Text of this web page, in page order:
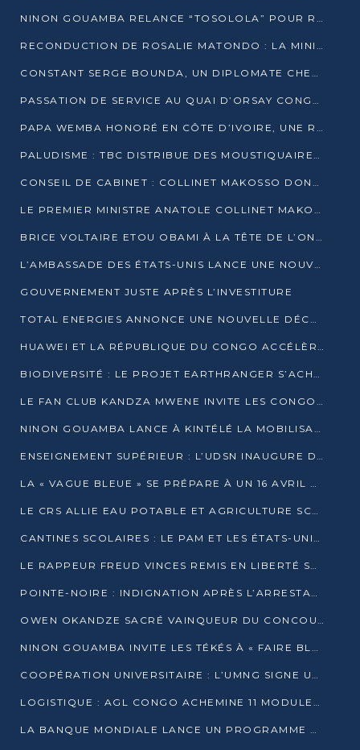
NINON GOUAMBA RELANCE “TOSOLOLA” POUR RENFORCER LE DIALOGUE AVEC LES CITOYENS
RECONDUCTION DE ROSALIE MATONDO : LA MINISTRE PROMET D’ACCÉLÉRER LE TRAITEMENT DES DOSSIERS ET DE RELEVER DE NOUVEAUX DÉFIS
CONSTANT SERGE BOUNDA, UN DIPLOMATE CHEVRONNÉ AUX COMMANDES DES AFFAIRES ÉTRANGÈRES
PASSATION DE SERVICE AU QUAI D’ORSAY CONGOLAIS : GAKOSSO PASSE LE FLAMBEAU À BOUNDA
PAPA WEMBA HONORÉ EN CÔTE D’IVOIRE, UNE RUE PORTE DÉSORMAIS SON NOM
PALUDISME : TBC DISTRIBUE DES MOUSTIQUAIRES DANS DEUX CSI DE BRAZZAVILLE
CONSEIL DE CABINET : COLLINET MAKOSSO DONNE SES DERNIÈRES ORIENTATIONS
LE PREMIER MINISTRE ANATOLE COLLINET MAKOSSO DÉMISSIONNE AVEC SON GOUVERNEMENT
BRICE VOLTAIRE ETOU OBAMI À LA TÊTE DE L’ONEC-C POUR TROIS ANS
L’AMBASSADE DES ÉTATS-UNIS LANCE UNE NOUVELLE COHORTE DU PROGRAMME ACCESS MICRO-SCHOLARSHIP
GOUVERNEMENT JUSTE APRÈS L’INVESTITURE
TOTAL ENERGIES ANNONCE UNE NOUVELLE DÉCOUVERTE D’HYDROCARBURES SUR LE PERMIS MOHO AU LARGE DU CONGO
HUAWEI ET LA RÉPUBLIQUE DU CONGO ACCÉLÈRENT LEUR PARTENARIAT
BIODIVERSITÉ : LE PROJET EARTHRANGER S’ACHÈVE, MAIS LES DÉFIS DEMEURENT
LE FAN CLUB KANDZA MWENE INVITE LES CONGOLAIS À UNE FORTE AFFLUENCE AU STADE DE KINTÉLÉ
NINON GOUAMBA LANCE À KINTÉLÉ LA MOBILISATION POUR L’INVESTITURE DR DSN
ENSEIGNEMENT SUPÉRIEUR : L’UDSN INAUGURE DES LABORATOIRES POUR BOOSTER LA FORMATION PRATIQUE
LA « VAGUE BLEUE » SE PRÉPARE À UN 16 AVRIL HISTORIQUE
LE CRS ALLIE EAU POTABLE ET AGRICULTURE SCOLAIRE AU CŒUR DE LA TRANSFORMATION DES ÉCOLES RURALES
CANTINES SCOLAIRES : LE PAM ET LES ÉTATS-UNIS AU CONTACT DES ÉCOLIERS DE KINKALA
LE RAPPEUR FREUD VINCES REMIS EN LIBERTÉ SOUS PRESSION MÉDIATIQUE
POINTE-NOIRE : INDIGNATION APRÈS L’ARRESTATION DU RAPPEUR FREUD VINCES
OWEN OKANDZE SACRÉ VAINQUEUR DU CONCOURS SLAM POUR LA VIE
NINON GOUAMBA INVITE LES TÉKÉS À « FAIRE BLOC » POUR PESER DANS LE DÉBAT NATIONAL
COOPÉRATION UNIVERSITAIRE : L’UMNG SIGNE UN ACCORD STRATÉGIQUE AVEC L’UNIVERSITÉ HAINAN EN CHINE
LOGISTIQUE : AGL CONGO ACHEMINE 11 MODULES GÉANTS JUSQU’À BRAZZAVILLE
LA BANQUE MONDIALE LANCE UN PROGRAMME DE 394 MILLIONS DE DOLLARS POUR LE BASSIN DU CONGO